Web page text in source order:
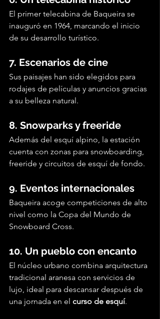
El primer telecabina de Baqueira se
inauguró en 1964, marcando el inicio
de su desarrollo turístico.
7. Escenarios de cine
Sus paisajes han sido elegidos para
rodajes de películas y anuncios gracias
a su belleza natural.
8. Snowparks y freeride
Además del esquí alpino, la estación
cuenta con zonas para snowboarding,
freeride y circuitos de esquí de fondo.
9. Eventos internacionales
Baqueira acoge competiciones de alto
nivel como la Copa del Mundo de
Snowboard Cross.
10. Un pueblo con encanto
El núcleo urbano combina arquitectura
tradicional aranesa con servicios de
lujo, ideal para descansar después de
una jornada en el curso de esquí.